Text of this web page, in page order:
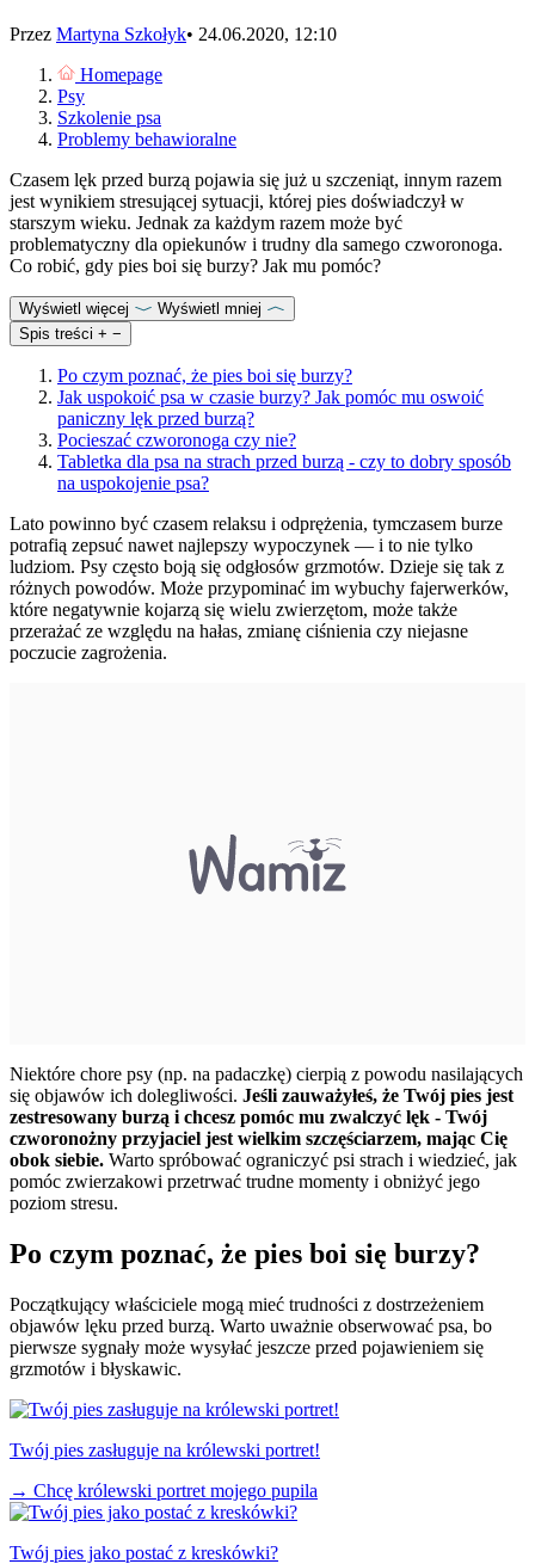
Przez Martyna Szkołyk• 24.06.2020, 12:10
Homepage
Psy
Szkolenie psa
Problemy behawioralne
Czasem lęk przed burzą pojawia się już u szczeniąt, innym razem
jest wynikiem stresującej sytuacji, której pies doświadczył w
starszym wieku. Jednak za każdym razem może być
problematyczny dla opiekunów i trudny dla samego czworonoga.
Co robić, gdy pies boi się burzy? Jak mu pomóc?
Wyświetl więcej
Wyświetl mniej
Spis treści + −
Po czym poznać, że pies boi się burzy?
Jak uspokoić psa w czasie burzy? Jak pomóc mu oswoić
paniczny lęk przed burzą?
Pocieszać czworonoga czy nie?
Tabletka dla psa na strach przed burzą - czy to dobry sposób
na uspokojenie psa?
Lato powinno być czasem relaksu i odprężenia, tymczasem burze
potrafią zepsuć nawet najlepszy wypoczynek — i to nie tylko
ludziom. Psy często boją się odgłosów grzmotów. Dzieje się tak z
różnych powodów. Może przypominać im wybuchy fajerwerków,
które negatywnie kojarzą się wielu zwierzętom, może także
przerażać ze względu na hałas, zmianę ciśnienia czy niejasne
poczucie zagrożenia.
Niektóre chore psy (np. na padaczkę) cierpią z powodu nasilających
się objawów ich dolegliwości. Jeśli zauważyłeś, że Twój pies jest
zestresowany burzą i chcesz pomóc mu zwalczyć lęk - Twój
czworonożny przyjaciel jest wielkim szczęściarzem, mając Cię
obok siebie. Warto spróbować ograniczyć psi strach i wiedzieć, jak
pomóc zwierzakowi przetrwać trudne momenty i obniżyć jego
poziom stresu.
Po czym poznać, że pies boi się burzy?
Początkujący właściciele mogą mieć trudności z dostrzeżeniem
objawów lęku przed burzą. Warto uważnie obserwować psa, bo
pierwsze sygnały może wysyłać jeszcze przed pojawieniem się
grzmotów i błyskawic.
Twój pies zasługuje na królewski portret!
→ Chcę królewski portret mojego pupila
Twój pies jako postać z kreskówki?